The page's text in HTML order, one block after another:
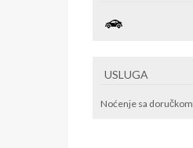
USLUGA
Noćenje sa doručkom